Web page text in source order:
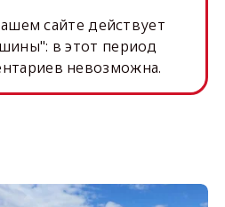
сайте действует
в этот период
невозможна.